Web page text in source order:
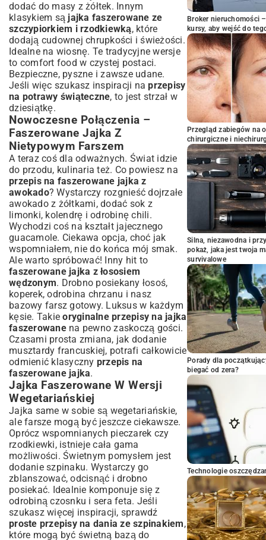
dodać do masy z żółtek. Innym
klasykiem są jajka faszerowane ze
szczypiorkiem i rzodkiewką, które
dodają cudownej chrupkości i świeżości.
Idealne na wiosnę. Te tradycyjne wersje
to comfort food w czystej postaci.
Bezpieczne, pyszne i zawsze udane.
Jeśli więc szukasz inspiracji naprzepisy
na potrawy świąteczne, to jest strzał w
dziesiątkę.
Nowoczesne Połączenia –
Faszerowane Jajka Z
Nietypowym Farszem
A teraz coś dla odważnych. Świat idzie
do przodu, kulinaria też. Co powiesz na
przepis na faszerowane jajka z
awokado? Wystarczy rozgnieść dojrzałe
awokado z żółtkami, dodać sok z
limonki, kolendrę i odrobinę chili.
Wychodzi coś na kształt jajecznego
guacamole. Ciekawa opcja, choć jak
wspomniałem, nie do końca mój smak.
Ale warto spróbować! Inny hit to
faszerowane jajka z łososiem
wędzonym. Drobno posiekany łosoś,
koperek, odrobina chrzanu i nasz
bazowy farsz gotowy. Luksus w każdym
kęsie. Takieoryginalne przepisy na jajka
faszerowanena pewno zaskoczą gości.
Czasami prosta zmiana, jak dodanie
musztardy francuskiej, potrafi całkowicie
odmienić klasyczny przepis na
faszerowane jajka.
Jajka Faszerowane W Wersji
Wegetariańskiej
Jajka same w sobie są wegetariańskie,
ale farsze mogą być jeszcze ciekawsze.
Oprócz wspomnianych pieczarek czy
rzodkiewki, istnieje cała gama
możliwości. Świetnym pomysłem jest
dodanie szpinaku. Wystarczy go
zblanszować, odcisnąć i drobno
posiekać. Idealnie komponuje się z
odrobiną czosnku i sera feta. Jeśli
szukasz więcej inspiracji, sprawdź
proste przepisy na dania ze szpinakiem,
które mogą być świetną bazą do
Broker nieruchomości
kursy, aby wejść do
Przegląd zabiegów na
chirurgiczne i
Silna, niezawodna i
pokaż, jaka jest twoja
survivalowe
Porady dla
biegać od zera?
Technologie